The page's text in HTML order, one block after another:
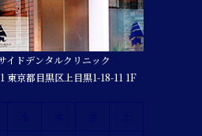
イドデンタルクリニック
東京都目黒区上目黒1-18-11 1F